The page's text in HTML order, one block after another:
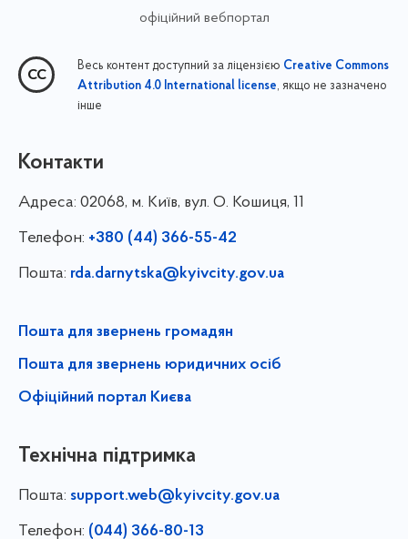
офіційний вебпортал
Весь контент доступний за ліцензією Creative Commons
Attribution 4.0 International license, якщо не зазначено
інше
Контакти
Адреса: 02068, м. Київ, вул. О. Кошиця, 11
Телефон: +380 (44) 366-55-42
Пошта: rda.darnytska@kyivcity.gov.ua
Пошта для звернень громадян
Пошта для звернень юридичних осіб
Офіційний портал Києва
Технічна підтримка
Пошта: support.web@kyivcity.gov.ua
Телефон: (044) 366-80-13